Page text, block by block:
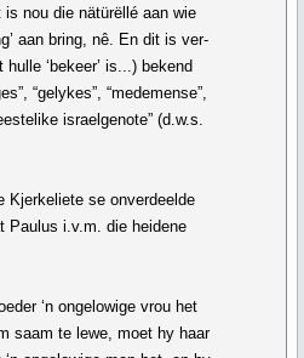
is nou die nätürëllé aan wie
aan bring, nê. En dit is ver-
‘bekeer’ is...) bekend
“gelykes”, “medemense”,
israelgenote” (d.w.s.
Kjerkeliete se onverdeelde
Paulus i.v.m. die heidene
‘n ongelowige vrou het
saam te lewe, moet hy haar